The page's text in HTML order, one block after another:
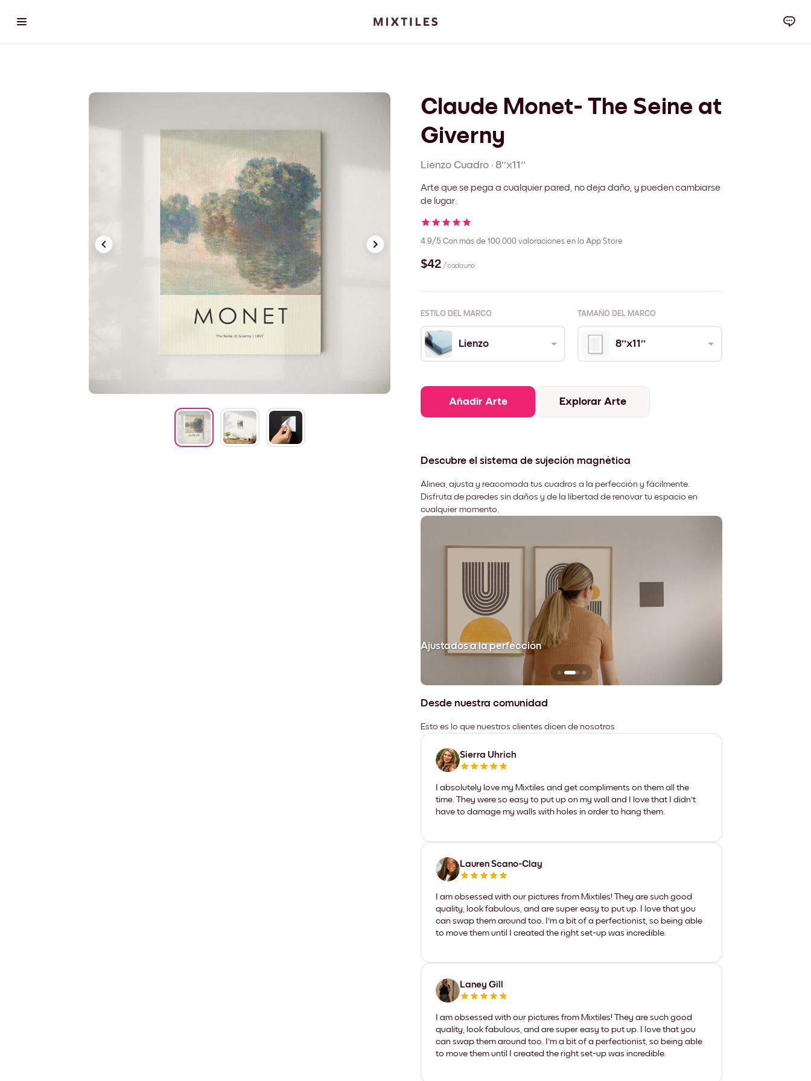
Claude Monet- The Seine at
Giverny
Lienzo Cuadro · 8''x11''
Arte que se pega a cualquier pared, no deja daño, y pueden cambiarse
de lugar.
4.9/5 Con más de 100.000 valoraciones en la App Store
$42 / cada uno
ESTILO DEL MARCO TAMAÑO DEL MARCO
Lienzo 8''x11''
Añadir Arte Explorar Arte
Descubre el sistema de sujeción magnética
Alinea, ajusta y reacomoda tus cuadros a la perfección y fácilmente.
Disfruta de paredes sin daños y de la libertad de renovar tu espacio en
cualquier momento.
Ajustados a la perfección
Desde nuestra comunidad
Esto es lo que nuestros clientes dicen de nosotros
Sierra Uhrich
I absolutely love my Mixtiles and get compliments on them all the
time. They were so easy to put up on my wall and I love that I didn't
have to damage my walls with holes in order to hang them.
Lauren Scano-Clay
I am obsessed with our pictures from Mixtiles! They are such good
quality, look fabulous, and are super easy to put up. I love that you
can swap them around too. I'm a bit of a perfectionist, so being able
to move them until I created the right set-up was incredible.
Laney Gill
I am obsessed with our pictures from Mixtiles! They are such good
quality, look fabulous, and are super easy to put up. I love that you
can swap them around too. I'm a bit of a perfectionist, so being able
to move them until I created the right set-up was incredible.